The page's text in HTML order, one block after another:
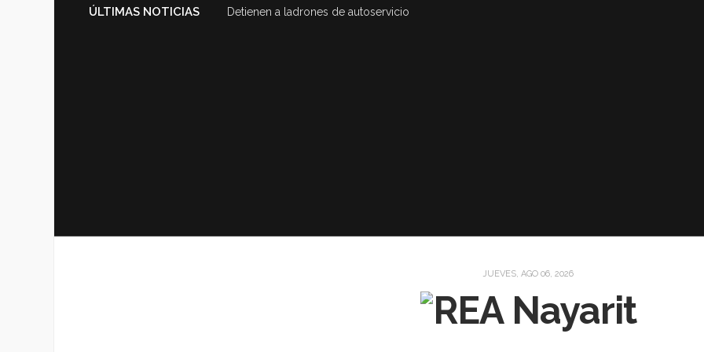
ÚLTIMAS NOTICIAS Detienen a ladrones de autoservicio
JUEVES, AGO 06, 2026